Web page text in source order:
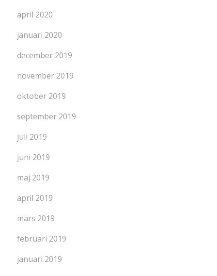
april 2020
januari 2020
december 2019
november 2019
oktober 2019
september 2019
juli 2019
juni 2019
maj 2019
april 2019
mars 2019
februari 2019
januari 2019